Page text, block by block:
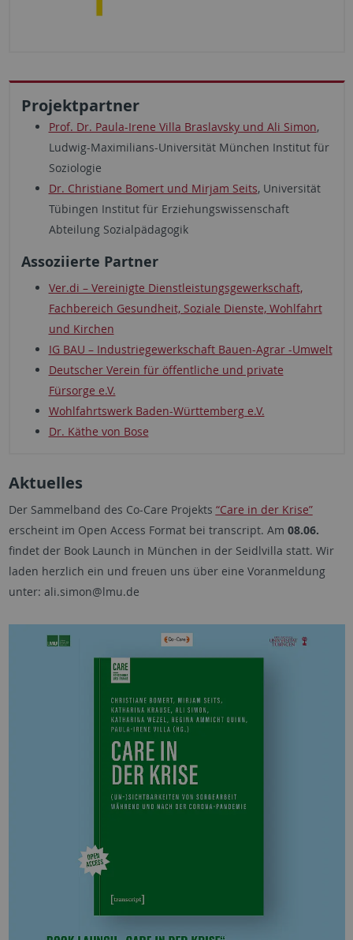
Projektpartner
Prof. Dr. Paula-Irene Villa Braslavsky und Ali Simon,
Ludwig-Maximilians-Universität München Institut für
Soziologie
Dr. Christiane Bomert und Mirjam Seits, Universität
Tübingen Institut für Erziehungswissenschaft
Abteilung Sozialpädagogik
Assoziierte Partner
Ver.di – Vereinigte Dienstleistungsgewerkschaft,
Fachbereich Gesundheit, Soziale Dienste, Wohlfahrt
und Kirchen
IG BAU – Industriegewerkschaft Bauen-Agrar -Umwelt
Deutscher Verein für öffentliche und private
Fürsorge e.V.
Wohlfahrtswerk Baden-Württemberg e.V.
Dr. Käthe von Bose
Aktuelles
Der Sammelband des Co-Care Projekts “Care in der Krise”
erscheint im Open Access Format bei transcript. Am 08.06.
findet der Book Launch in München in der Seidlvilla statt. Wir
laden herzlich ein und freuen uns über eine Voranmeldung
unter: ali.simon@lmu.de